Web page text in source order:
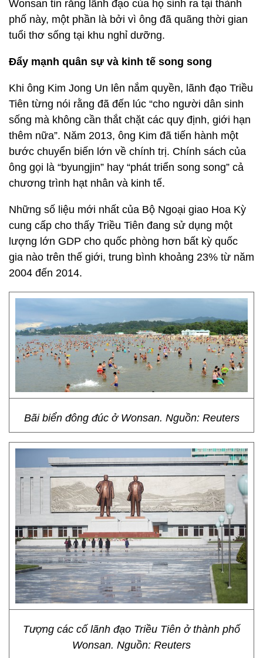
Wonsan tin rằng lãnh đạo của họ sinh ra tại thành
phố này, một phần là bởi vì ông đã quãng thời gian
tuổi thơ sống tại khu nghỉ dưỡng.
Đẩy mạnh quân sự và kinh tế song song
Khi ông Kim Jong Un lên nắm quyền, lãnh đạo Triều
Tiên từng nói rằng đã đến lúc “cho người dân sinh
sống mà không cần thắt chặt các quy định, giới hạn
thêm nữa”. Năm 2013, ông Kim đã tiến hành một
bước chuyển biến lớn về chính trị. Chính sách của
ông gọi là “byungjin” hay “phát triển song song” cả
chương trình hạt nhân và kinh tế.
Những số liệu mới nhất của Bộ Ngoại giao Hoa Kỳ
cung cấp cho thấy Triều Tiên đang sử dụng một
lượng lớn GDP cho quốc phòng hơn bất kỳ quốc
gia nào trên thế giới, trung bình khoảng 23% từ năm
2004 đến 2014.
Bãi biển đông đúc ở Wonsan. Nguồn: Reuters
Tượng các cố lãnh đạo Triều Tiên ở thành phố
Wonsan. Nguồn: Reuters